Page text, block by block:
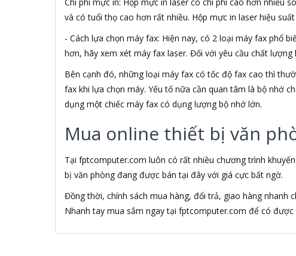
ACE PLUS
ACGAM
ACME MADE
ACTIONTEC
ADAPTOR
ADATA
ADB
ADD
ADDLOGIX
ADEP
ADESSO
Adidas
AEG
Afiri
và có tuổi thọ cao hơn rất nhiều. Hộp mực in laser hiệu
- Cách lựa chọn máy fax: Hiện nay, có 2 loại máy fax phổ
hơn, hãy xem xét máy fax laser. Đối với yêu cầu chất
Bên cạnh đó, những loại máy fax có tốc độ fax cao thì
fax khi lựa chọn máy. Yếu tố nữa cần quan tâm là bộ nhớ
dụng một chiếc máy fax có dụng lượng bộ nhớ lớn.
Mua online thiết bị văn
Tại fptcomputer.com luôn có rất nhiều chương trình
bị văn phòng đang được bán tại đây với giá cực bất ngờ.
Đồng thời, chính sách mua hàng, đổi trả, giao hàng
Nhanh tay mua sắm ngay tại fptcomputer.com để có